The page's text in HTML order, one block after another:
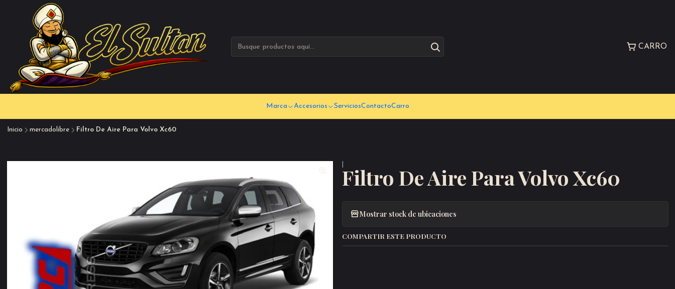
CARRO
Marca Accesorios ServiciosContactoCarro
Inicio mercadolibre Filtro De Aire Para Volvo Xc60
Filtro De Aire Para Volvo Xc60
Mostrar stock de ubicaciones
COMPARTIR ESTE PRODUCTO